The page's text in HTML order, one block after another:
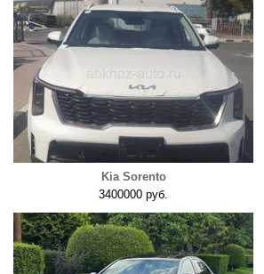
Kia Sorento
3400000 руб.